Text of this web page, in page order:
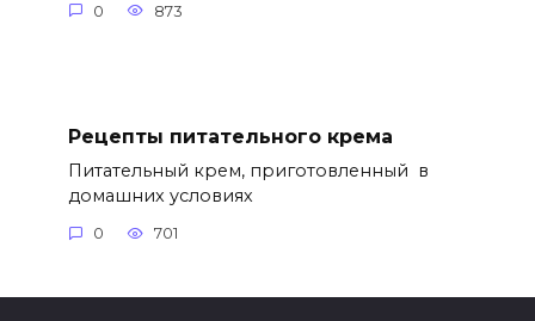
0 873
Рецепты питательного крема
Питательный крем, приготовленный в
домашних условиях
0 701